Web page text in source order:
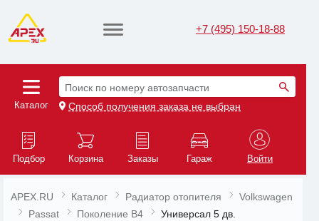
+7 (495) 150-18-88
Каталог
Поиск по номеру автозапчасти
Способ получения заказа не выбран
Подбор Корзина Заказы Гараж Войти
APEX.RU Каталог Радиатор отопителя
Volkswagen
Passat
Поколение B4 Универсал 5 дв.